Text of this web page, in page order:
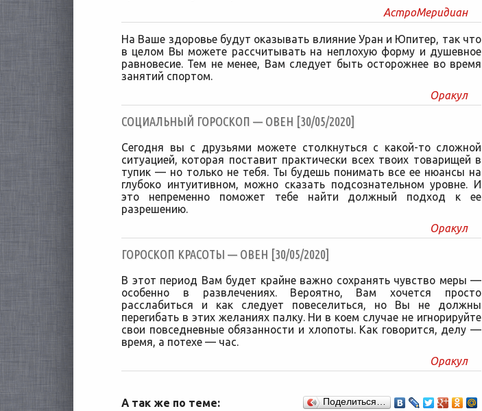
АстроМеридиан
На Ваше здоровье будут оказывать влияние Уран и Юпитер, так что
в целом Вы можете рассчитывать на неплохую форму и душевное
равновесие. Тем не менее, Вам следует быть осторожнее во время
занятий спортом.
Оракул
CОЦИАЛЬНЫЙ ГОРОСКОП — ОВЕН [30/05/2020]
Сегодня вы с друзьями можете столкнуться с какой-то сложной
ситуацией, которая поставит практически всех твоих товарищей в
тупик — но только не тебя. Ты будешь понимать все ее нюансы на
глубоко интуитивном, можно сказать подсознательном уровне. И
это непременно поможет тебе найти должный подход к ее
разрешению.
Оракул
ГОРОСКОП КРАСОТЫ — ОВЕН [30/05/2020]
В этот период Вам будет крайне важно сохранять чувство меры —
особенно в развлечениях. Вероятно, Вам хочется просто
расслабиться и как следует повеселиться, но Вы не должны
перегибать в этих желаниях палку. Ни в коем случае не игнорируйте
свои повседневные обязанности и хлопоты. Как говорится, делу —
время, а потехе — час.
Оракул
А так же по теме: Поделиться…